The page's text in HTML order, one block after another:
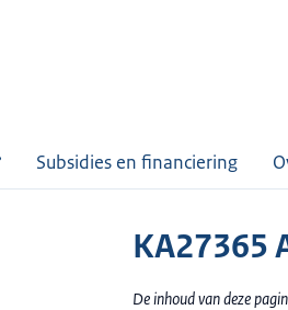
Subsidies en financiering
KA27365
De inhoud van deze